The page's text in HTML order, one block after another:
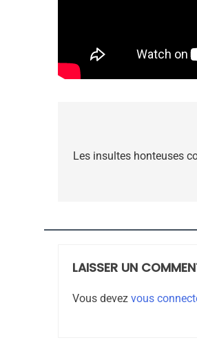
de
Les insultes honteuses
LAISSER UN
Vous devez vous
CE